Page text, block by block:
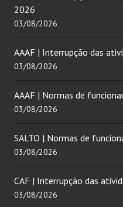
2026
03/08/2026
AAAF | Interrupção das
03/08/2026
AAAF | Normas de
03/08/2026
SALTO | Normas de
03/08/2026
CAF | Interrupção das
03/08/2026